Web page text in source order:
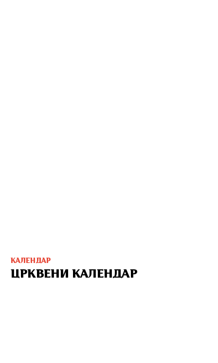
КАЛЕНДАР
ЦРКВЕНИ КАЛЕНДАР